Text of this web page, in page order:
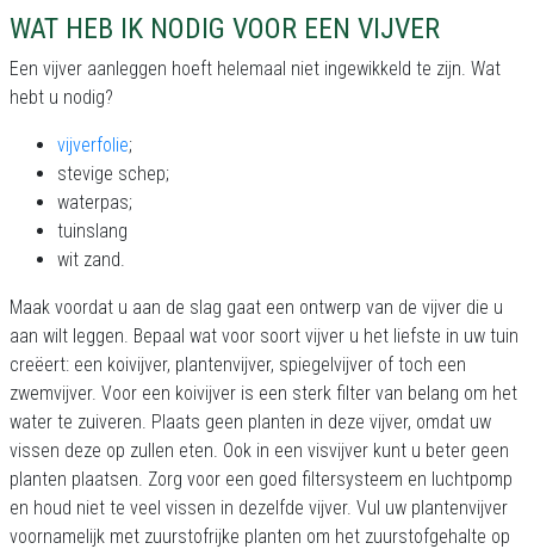
WAT HEB IK NODIG VOOR EEN VIJVER
Een vijver aanleggen hoeft helemaal niet ingewikkeld te zijn. Wat
hebt u nodig?
vijverfolie;
stevige schep;
waterpas;
tuinslang
wit zand.
Maak voordat u aan de slag gaat een ontwerp van de vijver die u
aan wilt leggen. Bepaal wat voor soort vijver u het liefste in uw tuin
creëert: een koivijver, plantenvijver, spiegelvijver of toch een
zwemvijver. Voor een koivijver is een sterk filter van belang om het
water te zuiveren. Plaats geen planten in deze vijver, omdat uw
vissen deze op zullen eten. Ook in een visvijver kunt u beter geen
planten plaatsen. Zorg voor een goed filtersysteem en luchtpomp
en houd niet te veel vissen in dezelfde vijver. Vul uw plantenvijver
voornamelijk met zuurstofrijke planten om het zuurstofgehalte op